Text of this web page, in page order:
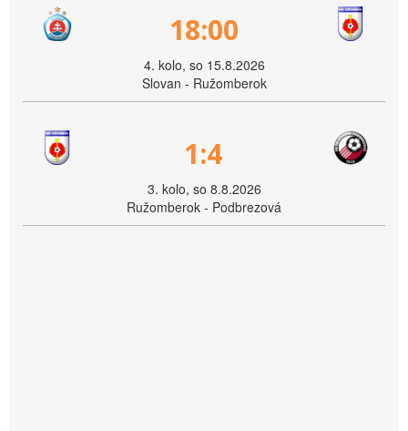
18:00
4. kolo, so 15.8.2026
Slovan - Ružomberok
1:4
3. kolo, so 8.8.2026
Ružomberok - Podbrezová